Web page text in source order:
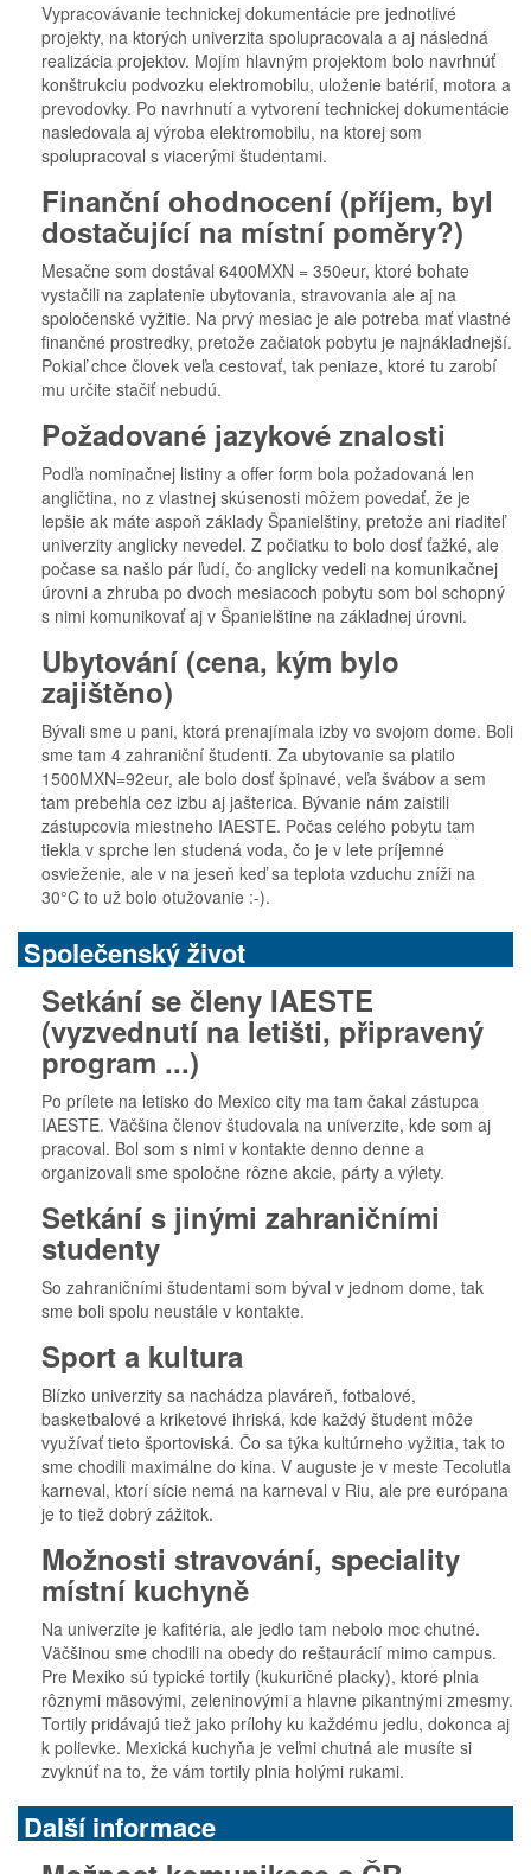
Vypracovávanie technickej dokumentácie pre jednotlivé
projekty, na ktorých univerzita spolupracovala a aj následná
realizácia projektov. Mojím hlavným projektom bolo navrhnúť
konštrukciu podvozku elektromobilu, uloženie batérií, motora a
prevodovky. Po navrhnutí a vytvorení technickej dokumentácie
nasledovala aj výroba elektromobilu, na ktorej som
spolupracoval s viacerými študentami.
Finanční ohodnocení (příjem, byl
dostačující na místní poměry?)
Mesačne som dostával 6400MXN = 350eur, ktoré bohate
vystačili na zaplatenie ubytovania, stravovania ale aj na
spoločenské vyžitie. Na prvý mesiac je ale potreba mať vlastné
finančné prostredky, pretože začiatok pobytu je najnákladnejší.
Pokiaľ chce človek veľa cestovať, tak peniaze, ktoré tu zarobí
mu určite stačiť nebudú.
Požadované jazykové znalosti
Podľa nominačnej listiny a offer form bola požadovaná len
angličtina, no z vlastnej skúsenosti môžem povedať, že je
lepšie ak máte aspoň základy Španielštiny, pretože ani riaditeľ
univerzity anglicky nevedel. Z počiatku to bolo dosť ťažké, ale
počase sa našlo pár ľudí, čo anglicky vedeli na komunikačnej
úrovni a zhruba po dvoch mesiacoch pobytu som bol schopný
s nimi komunikovať aj v Španielštine na základnej úrovni.
Ubytování (cena, kým bylo
zajištěno)
Bývali sme u pani, ktorá prenajímala izby vo svojom dome. Boli
sme tam 4 zahraniční študenti. Za ubytovanie sa platilo
1500MXN=92eur, ale bolo dosť špinavé, veľa švábov a sem
tam prebehla cez izbu aj jašterica. Bývanie nám zaistili
zástupcovia miestneho IAESTE. Počas celého pobytu tam
tiekla v sprche len studená voda, čo je v lete príjemné
osvieženie, ale v na jeseň keď sa teplota vzduchu zníži na
30°C to už bolo otužovanie :-).
Společenský život
Setkání se členy IAESTE
(vyzvednutí na letišti, připravený
program ...)
Po prílete na letisko do Mexico city ma tam čakal zástupca
IAESTE. Väčšina členov študovala na univerzite, kde som aj
pracoval. Bol som s nimi v kontakte denno denne a
organizovali sme spoločne rôzne akcie, párty a výlety.
Setkání s jinými zahraničními
studenty
So zahraničními študentami som býval v jednom dome, tak
sme boli spolu neustále v kontakte.
Sport a kultura
Blízko univerzity sa nachádza plaváreň, fotbalové,
basketbalové a kriketové ihriská, kde každý študent môže
využívať tieto športoviská. Čo sa týka kultúrneho vyžitia, tak to
sme chodili maximálne do kina. V auguste je v meste Tecolutla
karneval, ktorí sície nemá na karneval v Riu, ale pre európana
je to tiež dobrý zážitok.
Možnosti stravování, speciality
místní kuchyně
Na univerzite je kafitéria, ale jedlo tam nebolo moc chutné.
Väčšinou sme chodili na obedy do reštaurácií mimo campus.
Pre Mexiko sú typické tortily (kukuričné placky), ktoré plnia
rôznymi mäsovými, zeleninovými a hlavne pikantnými zmesmy.
Tortily pridávajú tiež jako prílohy ku každému jedlu, dokonca aj
k polievke. Mexická kuchyňa je veľmi chutná ale musíte si
zvyknúť na to, že vám tortily plnia holými rukami.
Další informace